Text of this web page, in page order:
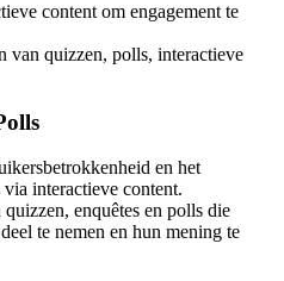
content om engagement te
van quizzen, polls, interactieve
en het
interactieve content.
quizzen, enquêtes en polls die
te nemen en hun mening te